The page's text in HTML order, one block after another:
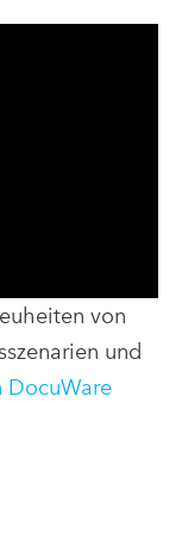
von
und
DocuWare